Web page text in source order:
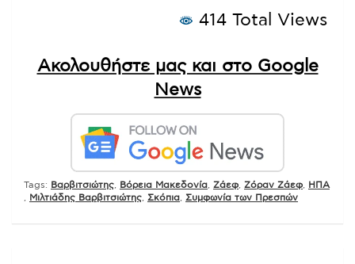
414 Total Views
Ακολουθήστε μας και στο Google
News
Tags: Βαρβιτσιώτης Βόρεια Μακεδονία Ζάεφ Ζόραν Ζάεφ
ΗΠΑ
Μιλτιάδης Βαρβιτσιώτης Σκόπια Συμφωνία των Πρεσπών